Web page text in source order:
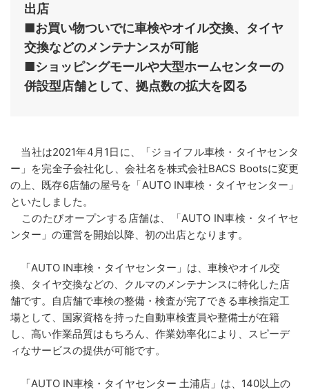
出店
■お買い物ついでに車検やオイル交換、タイヤ
交換などのメンテナンスが可能
■ショッピングモールや大型ホームセンターの
併設型店舗として、拠点数の拡大を図る
当社は2021年4月1日に、「ジョイフル車検・タイヤセンタ
ー」を完全子会社化し、会社名を株式会社BACS Bootsに変更
の上、既存6店舗の屋号を「AUTO IN車検・タイヤセンター」
といたしました。
このたびオープンする店舗は、「AUTO IN車検・タイヤセ
ンター」の運営を開始以降、初の出店となります。
「AUTO IN車検・タイヤセンター」は、車検やオイル交
換、タイヤ交換などの、クルマのメンテナンスに特化した店
舗です。自店舗で車検の整備・検査が完了できる車検指定工
場として、国家資格を持った自動車検査員や整備士が在籍
し、高い作業品質はもちろん、作業効率化により、スピーデ
ィなサービスの提供が可能です。
「AUTO IN車検・タイヤセンター 土浦店」は、140以上の